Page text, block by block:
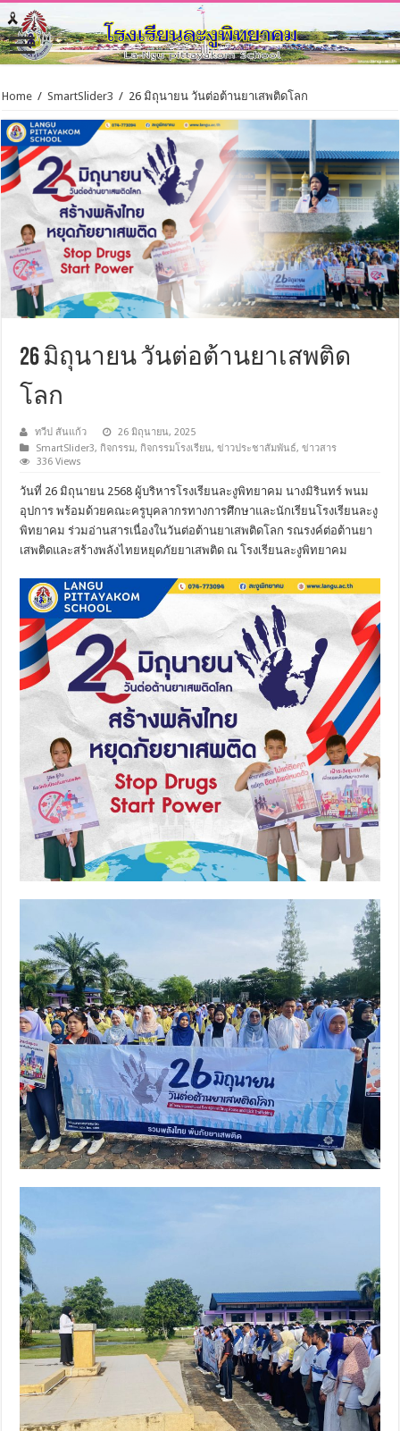
Home / SmartSlider3 / 26 มิถุนายน วันต่อต้านยาเสพติดโลก
26 มิถุนายน วันต่อต้านยาเสพติด
โลก
ทวีป สันแก้ว
26 มิถุนายน, 2025
SmartSlider3, กิจกรรม, กิจกรรมโรงเรียน,ข่าวประชาสัมพันธ์,ข่าวสาร
336 Views
วันที่ 26 มิถุนายน 2568 ผู้บริหารโรงเรียนละงูพิทยาคม นางมิรินทร์ พนม
อุปการ พร้อมด้วยคณะครูบุคลากรทางการศึกษาและนักเรียนโรงเรียนละงู
พิทยาคม ร่วมอ่านสารเนื่องในวันต่อต้านยาเสพติดโลก รณรงค์ต่อต้านยา
เสพติดและสร้างพลังไทยหยุดภัยยาเสพติด ณ โรงเรียนละงูพิทยาคม